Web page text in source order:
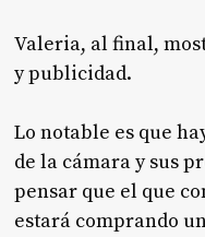
Valeria, al final,
y publicidad.
Lo notable es que
de la cámara y sus
pensar que el que
estará comprando